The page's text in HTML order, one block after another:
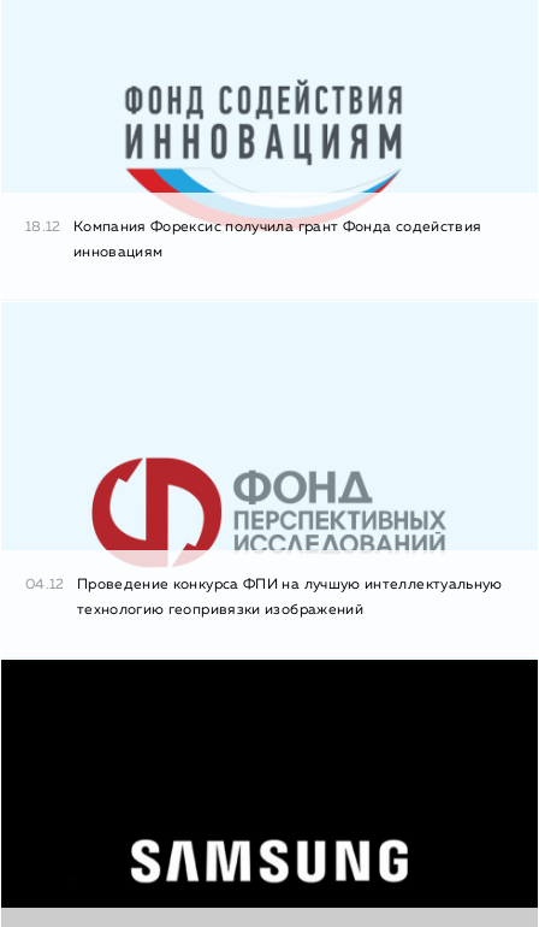
18.12
Компания Форексис получила грант Фонда содействия
инновациям
04.12
Проведение конкурса ФПИ на лучшую интеллектуальную
технологию геопривязки изображений